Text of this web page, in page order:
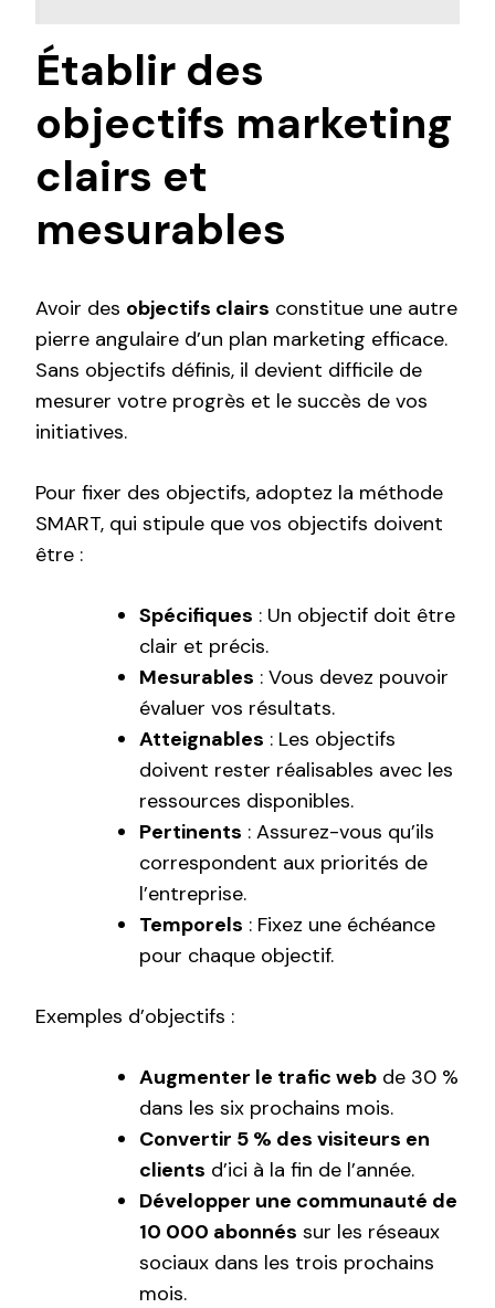
Établir des
objectifs marketing
clairs et
mesurables
Avoir des objectifs clairs constitue une autre
pierre angulaire d’un plan marketing efficace.
Sans objectifs définis, il devient difficile de
mesurer votre progrès et le succès de vos
initiatives.
Pour fixer des objectifs, adoptez la méthode
SMART, qui stipule que vos objectifs doivent
être :
Spécifiques : Un objectif doit être
clair et précis.
Mesurables : Vous devez pouvoir
évaluer vos résultats.
Atteignables : Les objectifs
doivent rester réalisables avec les
ressources disponibles.
Pertinents : Assurez-vous qu’ils
correspondent aux priorités de
l’entreprise.
Temporels : Fixez une échéance
pour chaque objectif.
Exemples d’objectifs :
Augmenter le trafic web de 30 %
dans les six prochains mois.
Convertir 5 % des visiteurs en
clients d’ici à la fin de l’année.
Développer une communauté de
10 000 abonnés sur les réseaux
sociaux dans les trois prochains
mois.